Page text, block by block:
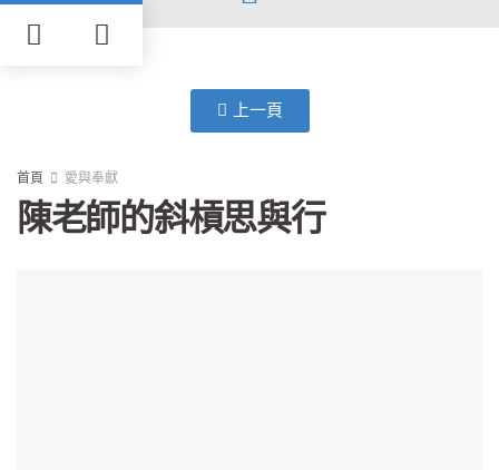
上一頁
首頁 愛與奉獻
陳老師的斜槓思與行